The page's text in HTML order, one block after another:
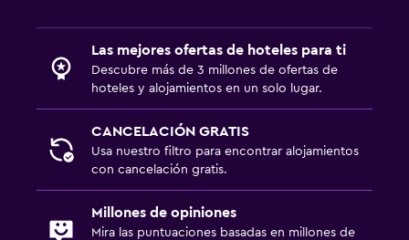
Las mejores ofertas de hoteles para ti
Descubre más de 3 millones de ofertas de
hoteles y alojamientos en un solo lugar.
CANCELACIÓN GRATIS
Usa nuestro filtro para encontrar alojamientos
con cancelación gratis.
Millones de opiniones
Mira las puntuaciones basadas en millones de